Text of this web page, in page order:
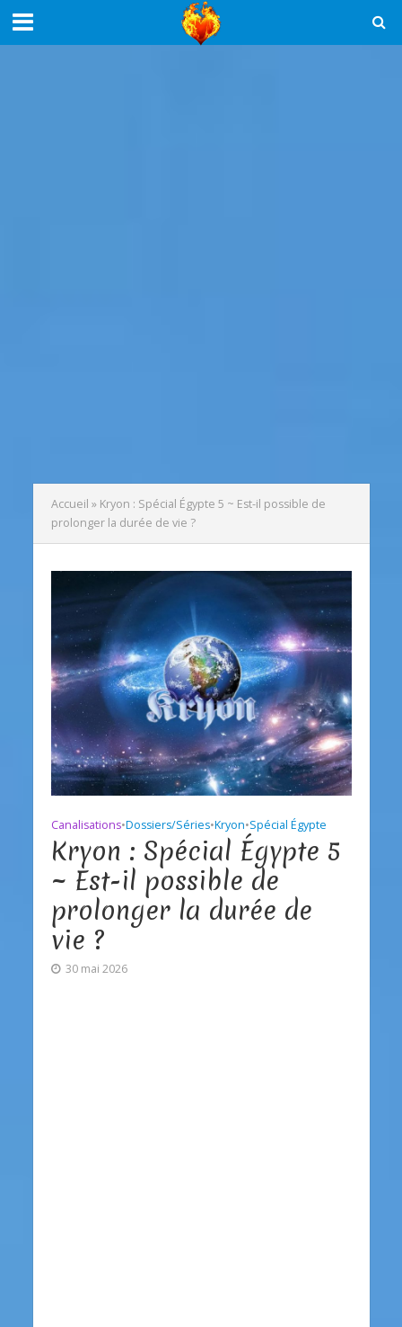
Accueil » Kryon : Spécial Égypte 5 ~ Est-il possible de
prolonger la durée de vie ?
Canalisations•Dossiers/Séries•Kryon•Spécial Égypte
Kryon : Spécial Égypte 5
~ Est-il possible de
prolonger la durée de
vie ?
30 mai 2026